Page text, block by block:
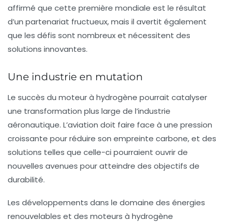
affirmé que cette première mondiale est le résultat
d’un partenariat fructueux, mais il avertit également
que les défis sont nombreux et nécessitent des
solutions innovantes.
Une industrie en mutation
Le succès du moteur à hydrogène pourrait catalyser
une transformation plus large de l’industrie
aéronautique. L’aviation doit faire face à une pression
croissante pour réduire son empreinte carbone, et des
solutions telles que celle-ci pourraient ouvrir de
nouvelles avenues pour atteindre des objectifs de
durabilité.
Les développements dans le domaine des énergies
renouvelables et des moteurs à hydrogène